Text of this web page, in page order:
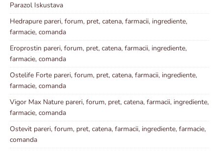
Parazol Iskustava
Hedrapure pareri, forum, pret, catena, farmacii, ingrediente,
farmacie, comanda
Eroprostin pareri, forum, pret, catena, farmacii, ingrediente,
farmacie, comanda
Ostelife Forte pareri, forum, pret, catena, farmacii, ingrediente,
farmacie, comanda
Vigor Max Nature pareri, forum, pret, catena, farmacii, ingrediente,
farmacie, comanda
Ostevit pareri, forum, pret, catena, farmacii, ingrediente, farmacie,
comanda